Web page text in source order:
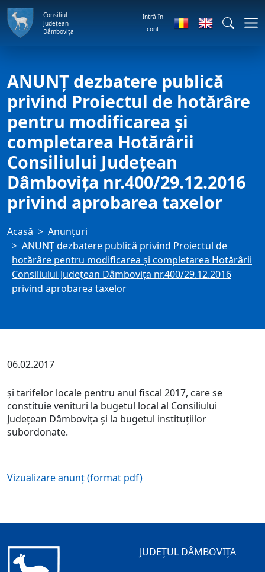
Consiliul
Județean
Dâmbovița
Intră în
cont
ANUNȚ dezbatere publică
privind Proiectul de hotărâre
pentru modificarea şi
completarea Hotărârii
Consiliului Judeţean
Dâmboviţa nr.400/29.12.2016
privind aprobarea taxelor
Acasă
Anunţuri
ANUNȚ dezbatere publică privind Proiectul de
hotărâre pentru modificarea şi completarea Hotărârii
Consiliului Judeţean Dâmboviţa nr.400/29.12.2016
privind aprobarea taxelor
06.02.2017
şi tarifelor locale pentru anul fiscal 2017, care se
constituie venituri la bugetul local al Consiliului
Judeţean Dâmboviţa şi la bugetul instituţiilor
subordonate.
Vizualizare anunț (format pdf)
JUDEȚUL DÂMBOVIȚA